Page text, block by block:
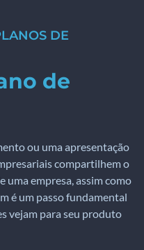
DE
de
ou uma apresentação
compartilhem o
uma empresa, assim como
é um passo fundamental
vejam para seu produto